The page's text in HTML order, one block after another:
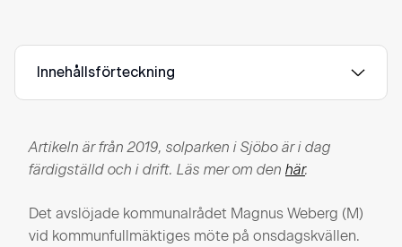
Innehållsförteckning
Artikeln är från 2019, solparken i Sjöbo är i dag
färdigställd och i drift. Läs mer om den här.
Det avslöjade kommunalrådet Magnus Weberg (M)
vid kommunfullmäktiges möte på onsdagskvällen.